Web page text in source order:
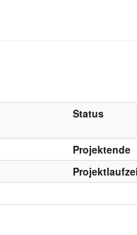
Status
Projektende